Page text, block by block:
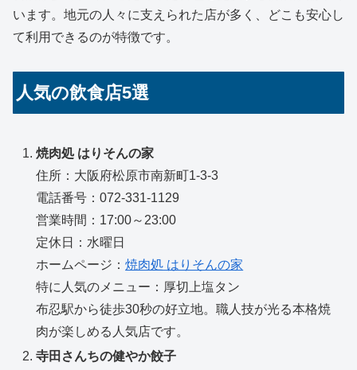
います。地元の人々に支えられた店が多く、どこも安心し
て利用できるのが特徴です。
人気の飲食店5選
焼肉処 はりそんの家
住所：大阪府松原市南新町1-3-3
電話番号：072-331-1129
営業時間：17:00～23:00
定休日：水曜日
ホームページ：焼肉処 はりそんの家
特に人気のメニュー：厚切上塩タン
布忍駅から徒歩30秒の好立地。職人技が光る本格焼
肉が楽しめる人気店です。
寺田さんちの健やか餃子